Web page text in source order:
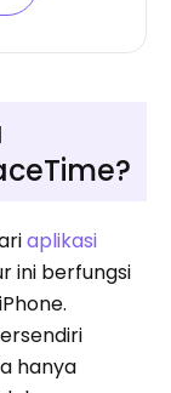
aplikasi
ini berfungsi
hanya